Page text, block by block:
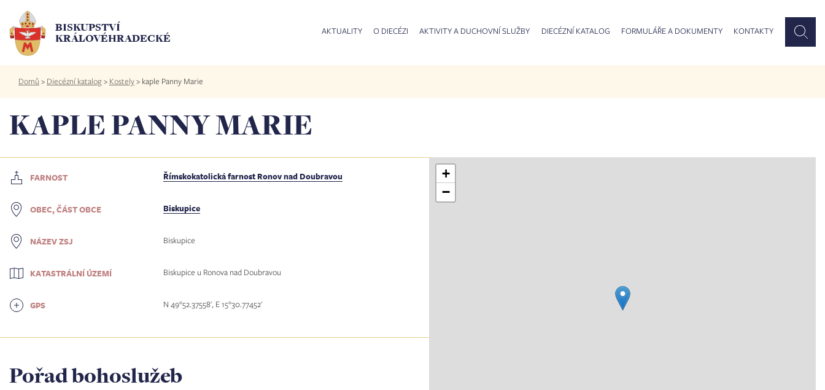
hlavnímu
obsahu
BISKUPSTVÍ
KRÁLOVÉHRADECKÉ
AKTUALITY O DIECÉZI AKTIVITY A DUCHOVNÍ SLUŽBY DIECÉZNÍ KATALOG FORMULÁŘE A DOKUMENTY KONTAKTY
Drobečková
navigace
Domů > Diecézní katalog> Kostely> kaple Panny Marie
KAPLE PANNY MARIE
FARNOST Římskokatolická farnost Ronov nad Doubravou
OBEC, ČÁST OBCE Biskupice
NÁZEV ZSJ Biskupice
KATASTRÁLNÍ ÚZEMÍ Biskupice u Ronova nad Doubravou
GPS N 49°52.37558', E 15°30.77452'
Pořad bohoslužeb
+
−